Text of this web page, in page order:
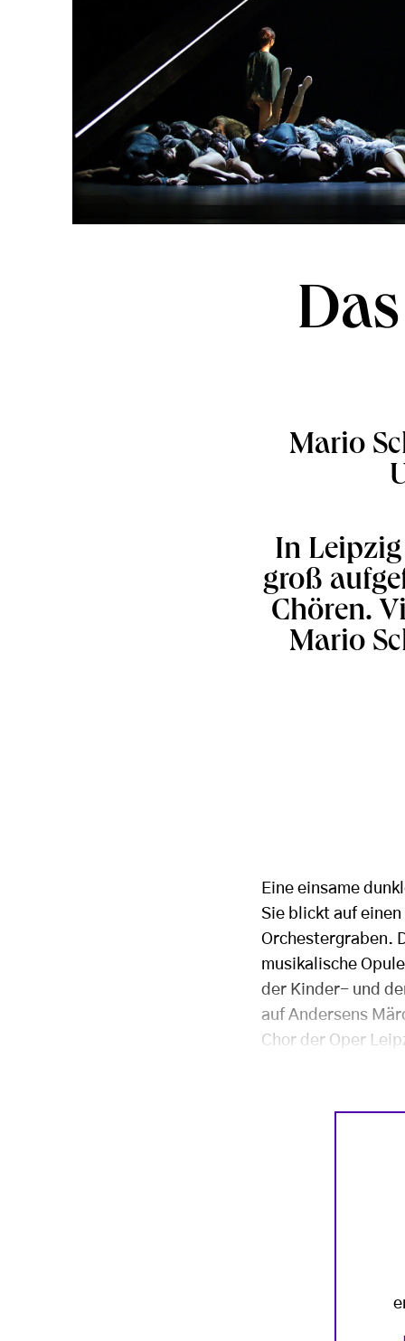
Mario
In
groß
Chören.
Mario
Eine einsame
Sie blickt auf
Orchestergraben.
musikalische
der Kinder- und
auf Andersens
Chor der Oper